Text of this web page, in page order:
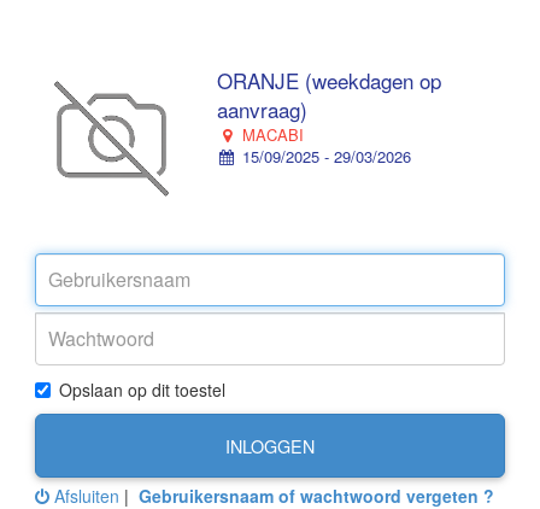
ORANJE (weekdagen op
aanvraag)
MACABI
15/09/2025 - 29/03/2026
Opslaan op dit toestel
INLOGGEN
Afsluiten | Gebruikersnaam of wachtwoord vergeten ?